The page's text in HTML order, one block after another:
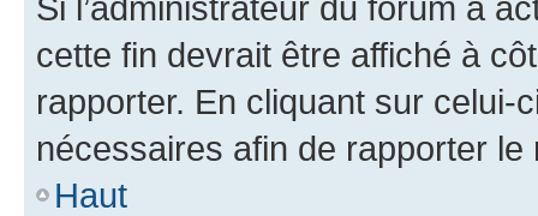
cette fin devrait être affiché à
rapporter. En cliquant sur
nécessaires afin de rapporter le
Haut